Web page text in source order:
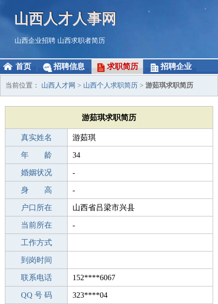
山西人才人事网
山西企业招聘 山西求职者简历
首页 招聘信息 求职简历 招聘企业
当前位置： 山西人才网 > 山西个人求职简历 > 游茹琪求职简历
游茹琪求职简历
真实姓名 游茹琪
性 别 女
年 龄 34
出生年月 1992-12-15
婚姻状况 -
学 历 高中
身 高 -
毕业学校 清远职业高级中学
户口所在 山西省吕梁市兴县
所学专业 -
当前所在 -
工作经验
工作方式
驾 照
到岗时间
期望月薪
联系电话 152****6067
手机号码 152****6067
QQ 号 码 323****04